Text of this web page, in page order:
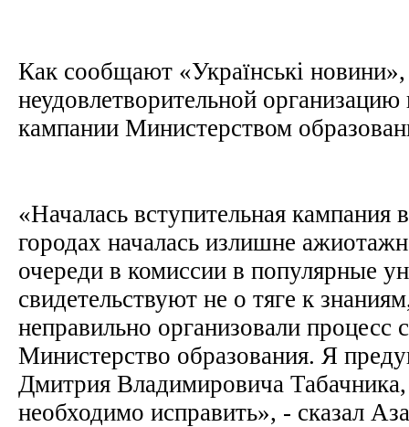
Как сообщают «Українські новини»,
неудовлетворительной организацию
кампании Министерством
«Началась вступительная кампания
городах началась излишне
очереди в комиссии в популярные
свидетельствуют не о тяге к
неправильно организовали процесс
Министерство образования. Я
Дмитрия Владимировича
необходимо исправить», - сказал